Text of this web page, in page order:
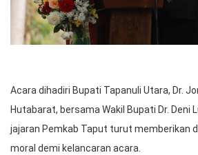
Acara dihadiri Bupati Tapanuli Utara, Dr.
Hutabarat, bersama Wakil Bupati Dr. Deni
jajaran Pemkab Taput turut memberikan
moral demi kelancaran acara.